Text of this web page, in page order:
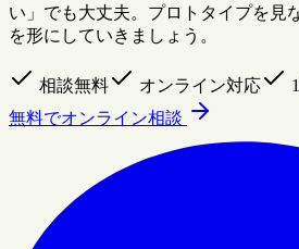
い」でも大丈夫。プロトタイプを見
を形にしていきましょう。
相談無料 オンライン対応
無料でオンライン相談